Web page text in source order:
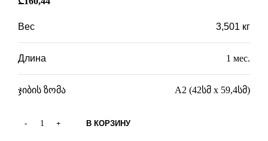
Вес 3,501 кг
Длина 1 мес.
ჯიბის ზომა A2 (42სმ x 59,4სმ)
В КОРЗИНУ